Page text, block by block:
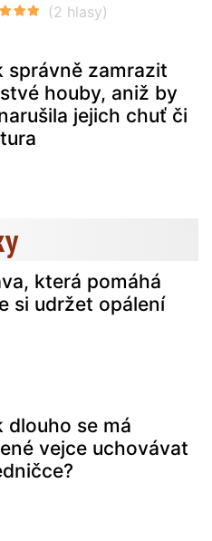
správně zamrazit
houby, aniž by
jejich chuť či
která pomáhá
si udržet opálení
dlouho se má
vejce uchovávat